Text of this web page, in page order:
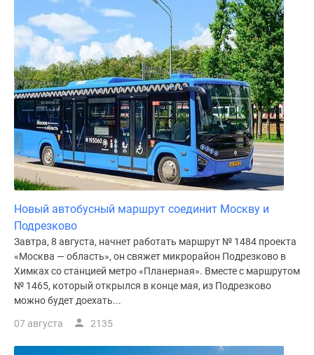
Новый автобусный маршрут соединит Москву и
Подрезково
Завтра, 8 августа, начнет работать маршрут № 1484 проекта
«Москва — область», он свяжет микрорайон Подрезково в
Химках со станцией метро «Планерная». Вместе с маршрутом
№ 1465, который открылся в конце мая, из Подрезково
можно будет доехать...
07 августа 2135